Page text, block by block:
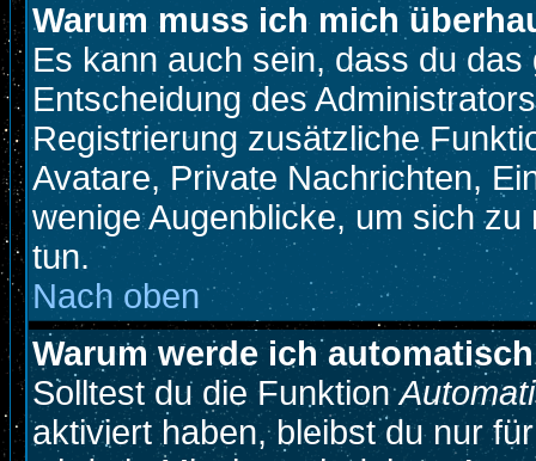
Warum muss ich mich
Es kann auch sein, dass du
Entscheidung des
Registrierung zusätzliche
Avatare, Private Nachrichten,
wenige Augenblicke, um sich
tun.
Nach oben
Warum werde ich
Solltest du die Funktion
aktiviert haben, bleibst du nur